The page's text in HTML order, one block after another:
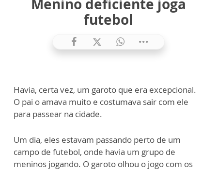
Menino deficiente joga
futebol
Havia, certa vez, um garoto que era excepcional.
O pai o amava muito e costumava sair com ele
para passear na cidade.
Um dia, eles estavam passando perto de um
campo de futebol, onde havia um grupo de
meninos jogando. O garoto olhou o jogo com os